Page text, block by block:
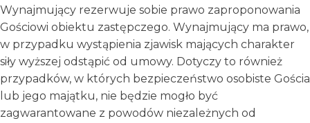
Wynajmujący rezerwuje sobie prawo zaproponowania
Gościowi obiektu zastępczego. Wynajmujący ma prawo,
w przypadku wystąpienia zjawisk mających charakter
siły wyższej odstąpić od umowy. Dotyczy to również
przypadków, w których bezpieczeństwo osobiste Gościa
lub jego majątku, nie będzie mogło być
zagwarantowane z powodów niezależnych od